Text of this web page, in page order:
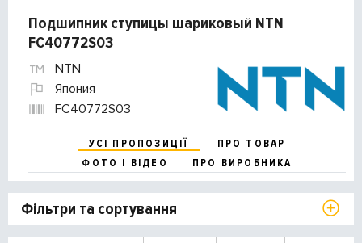
Подшипник ступицы шариковый NTN
FC40772S03
NTN
Япония
FC40772S03
УСІ ПРОПОЗИЦІЇ
ПРО ТОВАР
ФОТО І ВІДЕО
ПРО ВИРОБНИКА
Фільтри та сортування